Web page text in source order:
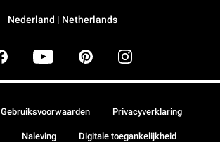
Nederland | Netherlands
Gebruiksvoorwaarden Privacyverklaring
Naleving Digitale toegankelijkheid